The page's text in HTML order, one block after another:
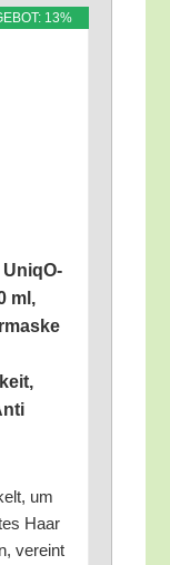
13%
Uni­qO­
ml,
um
Haar
ver­eint